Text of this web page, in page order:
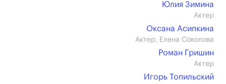
Юлия Зимина
Актер
Оксана Асипкина
Актер, Елена Соколова
Роман Гришин
Актер
Игорь Топильский